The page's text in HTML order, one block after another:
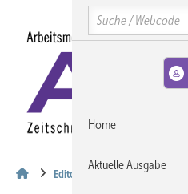
Editorial
Search
Home
Aktuelle Ausgabe